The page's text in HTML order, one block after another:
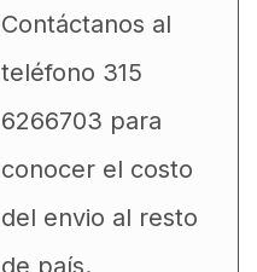
Contáctanos al
teléfono 315
6266703 para
conocer el costo
del envio al resto